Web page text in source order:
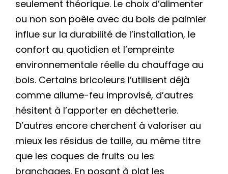
seulement théorique. Le choix d’alimenter
ou non son poêle avec du bois de palmier
influe sur la durabilité de l’installation, le
confort au quotidien et l’empreinte
environnementale réelle du chauffage au
bois. Certains bricoleurs l’utilisent déjà
comme allume-feu improvisé, d’autres
hésitent à l’apporter en déchetterie.
D’autres encore cherchent à valoriser au
mieux les résidus de taille, au même titre
que les coques de fruits ou les
branchages. En posant à plat les